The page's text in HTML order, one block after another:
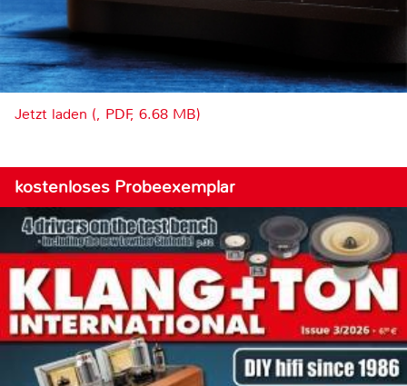
Jetzt laden (, PDF, 6.68 MB)
kostenloses Probeexemplar